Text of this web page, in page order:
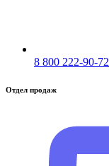
8 800 222-90-72
Отдел продаж